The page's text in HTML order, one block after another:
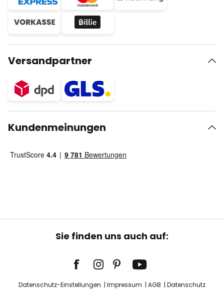
Versandpartner
Kundenmeinungen
Sie finden uns auch auf:
Datenschutz-Einstellungen Impressum AGB Datenschutz